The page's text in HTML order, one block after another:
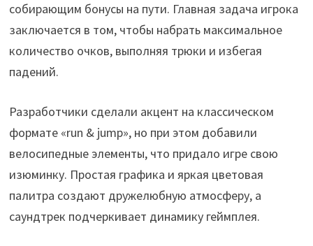
собирающим бонусы на пути. Главная задача игрока
заключается в том, чтобы набрать максимальное
количество очков, выполняя трюки и избегая
падений.
Разработчики сделали акцент на классическом
формате «run & jump», но при этом добавили
велосипедные элементы, что придало игре свою
изюминку. Простая графика и яркая цветовая
палитра создают дружелюбную атмосферу, а
саундтрек подчеркивает динамику геймплея.